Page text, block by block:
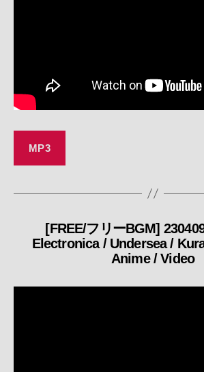
MP3
カ
テ
ゴ
ー
[FREE/フリーBGM]
Electronica / Undersea /
Anime / Video